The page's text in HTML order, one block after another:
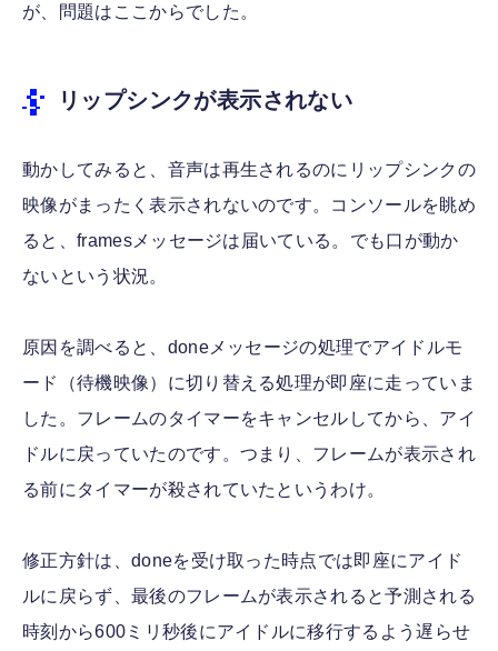
が、問題はここからでした。
リップシンクが表示されない
動かしてみると、音声は再生されるのにリップシンクの
映像がまったく表示されないのです。コンソールを眺め
ると、framesメッセージは届いている。でも口が動か
ないという状況。
原因を調べると、doneメッセージの処理でアイドルモ
ード（待機映像）に切り替える処理が即座に走っていま
した。フレームのタイマーをキャンセルしてから、アイ
ドルに戻っていたのです。つまり、フレームが表示され
る前にタイマーが殺されていたというわけ。
修正方針は、doneを受け取った時点では即座にアイド
ルに戻らず、最後のフレームが表示されると予測される
時刻から600ミリ秒後にアイドルに移行するよう遅らせ